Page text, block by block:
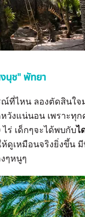
นุช" พัทยา
ณ์ที่ไหน ลองตัดสินใจ
วังแน่นอน เพราะทุ
ร่ เด็กๆจะได้พบกับไ
ห้ดูเหมือนจริงยิ่งขึ้น
ๆหนูๆ